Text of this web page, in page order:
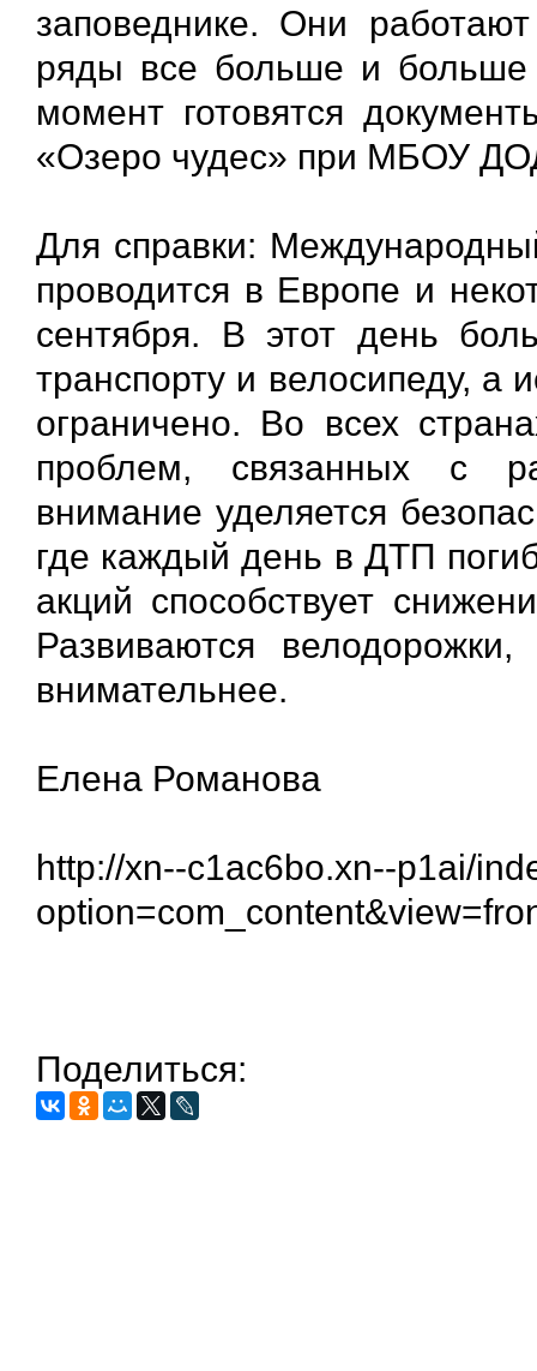
заповеднике. Они
ряды все больше и больше
момент готовятся
«Озеро чудес» при МБОУ
Для справки:
проводится в Европе и
сентября. В этот день
транспорту и велосипеду, а
ограничено. Во всех
проблем, связанных с
внимание уделяется
где каждый день в ДТП
акций способствует
Развиваются
внимательнее.
Елена Романова
http://xn--c1ac6bo.xn--p1ai/
Поделиться: